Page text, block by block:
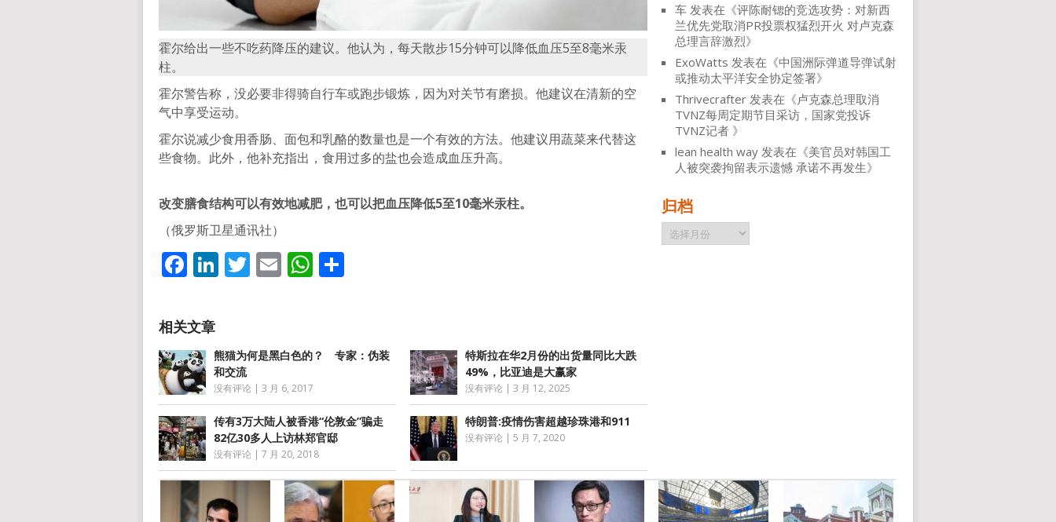
霍尔给出一些不吃药降压的建议。他认为，每天散步15分钟可以降低血压5至8毫米汞
柱。
霍尔警告称，没必要非得骑自行车或跑步锻炼，因为对关节有磨损。他建议在清新的空
气中享受运动。
霍尔说减少食用香肠、面包和乳酪的数量也是一个有效的方法。他建议用蔬菜来代替这
些食物。此外，他补充指出，食用过多的盐也会造成血压升高。
改变膳食结构可以有效地减肥，也可以把血压降低5至10毫米汞柱。
（俄罗斯卫星通讯社）
Facebook
LinkedIn
Twitter
EmailWhatsApp
熊猫为何是黑白色的？ 专家：伪装
和交流
没有评论 | 3 月 6, 2017
特斯拉在华2月份的出货量同比大跌
49%，比亚迪是大赢家
没有评论 |3 月 12, 2025
传有3万大陆人被香港“伦敦金”骗走
82亿30多人上访林郑官邸
没有评论 | 7 月 20, 2018
特朗普:疫情伤害超越珍珠港和911
没有评论 |5 月 7, 2020
车 发表在《评陈耐锶的竞选攻势：对新西
兰优先党取消PR投票权猛烈开火 对卢克森
总理言辞激烈》
ExoWatts 发表在《中国洲际弹道导弹试射
或推动太平洋安全协定签署》
Thrivecrafter 发表在《卢克森总理取消
TVNZ每周定期节目采访，国家党投诉
TVNZ记者 》
lean health way 发表在《美官员对韩国工
人被突袭拘留表示遗憾 承诺不再发生》
归档
归
档